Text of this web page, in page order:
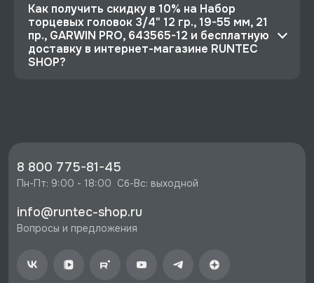
Как получить скидку в 10% на Набор
торцевых головок 3/4" 12 гр., 19-55 мм, 21
пр., GARWIN PRO, 643565-12 и бесплатную
доставку в интернет-магазине RUNTEC
SHOP?
скидкой - 21220 руб.
⚡️ Бесплатная доставка в Москве, Санкт-
стоимости заказа.
8 800 775-81-45
Пн-Пт: 9:00 - 18:00  Сб-Вс: выходной
info@runtec-shop.ru
Вопросы и предложения